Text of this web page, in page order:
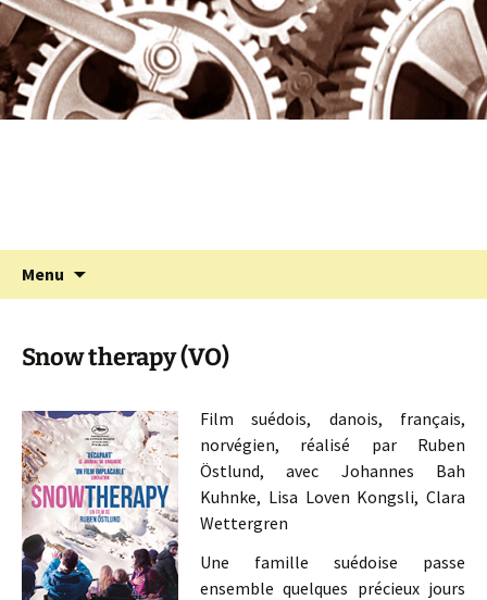
Aller
au
contenu
Cinémolette
Programmation cinéma à St Julien Molin
Molette
Menu
Snow therapy (VO)
Film suédois, danois, français,
norvégien, réalisé par Ruben
Östlund, avec Johannes Bah
Kuhnke, Lisa Loven Kongsli, Clara
Wettergren
Une famille suédoise passe
ensemble quelques précieux jours